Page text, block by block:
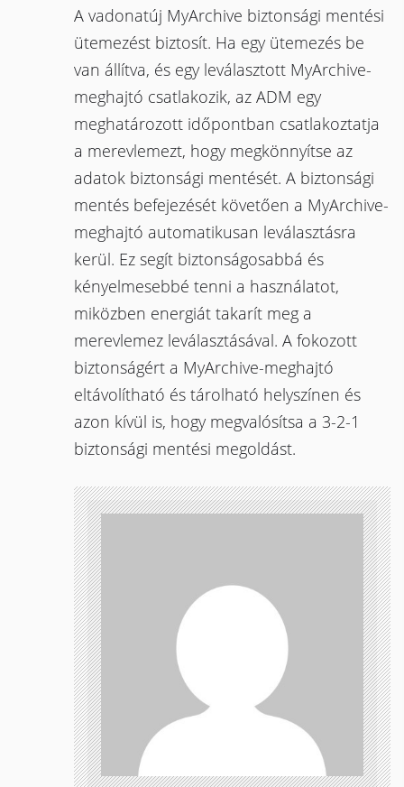
A vadonatúj MyArchive biztonsági mentési
ütemezést biztosít. Ha egy ütemezés be
van állítva, és egy leválasztott MyArchive-
meghajtó csatlakozik, az ADM egy
meghatározott időpontban csatlakoztatja
a merevlemezt, hogy megkönnyítse az
adatok biztonsági mentését. A biztonsági
mentés befejezését követően a MyArchive-
meghajtó automatikusan leválasztásra
kerül. Ez segít biztonságosabbá és
kényelmesebbé tenni a használatot,
miközben energiát takarít meg a
merevlemez leválasztásával. A fokozott
biztonságért a MyArchive-meghajtó
eltávolítható és tárolható helyszínen és
azon kívül is, hogy megvalósítsa a 3-2-1
biztonsági mentési megoldást.